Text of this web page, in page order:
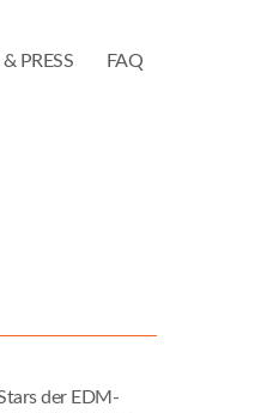
PRESS FAQ
der EDM-